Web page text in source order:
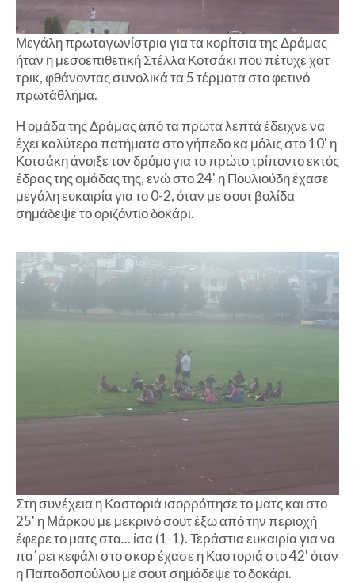
Μεγάλη πρωταγωνίστρια για τα κορίτσια της Δράμας
ήταν η μεσοεπιθετική Στέλλα Κοτσάκι που πέτυχε χατ
τρικ, φθάνοντας συνολικά τα 5 τέρματα στο φετινό
πρωτάθλημα.
Η ομάδα της Δράμας από τα πρώτα λεπτά έδειχνε να
έχει καλύτερα πατήματα στο γήπεδο κα μόλις στο 10' η
Κοτσάκη άνοιξε τον δρόμο για το πρώτο τρίποντο εκτός
έδρας της ομάδας της, ενώ στο 24' η Πουλιούδη έχασε
μεγάλη ευκαιρία για το 0-2, όταν με σουτ βολίδα
σημάδεψε το οριζόντιο δοκάρι.
Στη συνέχεια η Καστοριά ισορρόπησε το ματς και στο
25' η Μάρκου με μεκρινό σουτ έξω από την περιοχή
έφερε το ματς στα... ίσα (1-1). Τεράστια ευκαιρία για να
πα΄ρει κεφάλι στο σκορ έχασε η Καστοριά στο 42' όταν
η Παπαδοπούλου με σουτ σημάδεψε το δοκάρι.